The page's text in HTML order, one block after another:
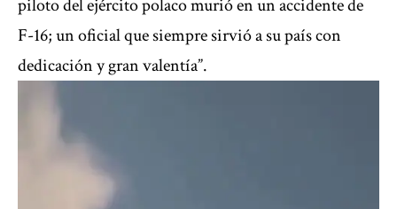
piloto del ejército polaco murió en un accidente de
F-16; un oficial que siempre sirvió a su país con
dedicación y gran valentía”.